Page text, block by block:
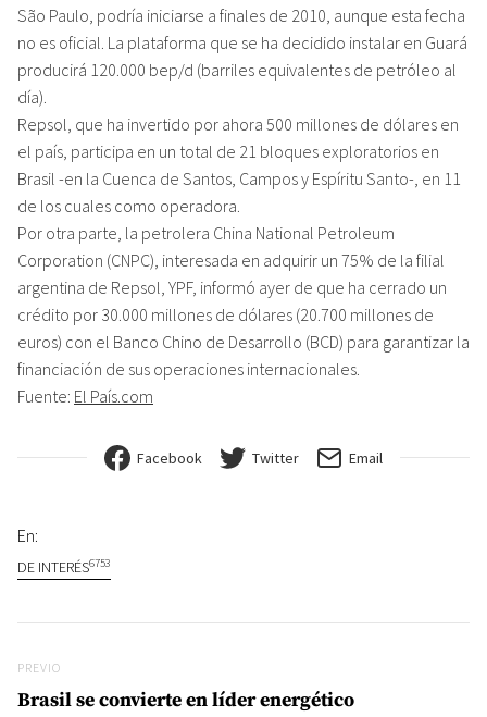
São Paulo, podría iniciarse a finales de 2010, aunque esta fecha
no es oficial. La plataforma que se ha decidido instalar en Guará
producirá 120.000 bep/d (barriles equivalentes de petróleo al
día).
Repsol, que ha invertido por ahora 500 millones de dólares en
el país, participa en un total de 21 bloques exploratorios en
Brasil -en la Cuenca de Santos, Campos y Espíritu Santo-, en 11
de los cuales como operadora.
Por otra parte, la petrolera China National Petroleum
Corporation (CNPC), interesada en adquirir un 75% de la filial
argentina de Repsol, YPF, informó ayer de que ha cerrado un
crédito por 30.000 millones de dólares (20.700 millones de
euros) con el Banco Chino de Desarrollo (BCD) para garantizar la
financiación de sus operaciones internacionales.
Fuente: El País.com
Facebook Twitter Email
En:
DE INTERÉS6753
Previo
PREVIO
Brasil se convierte en líder energético